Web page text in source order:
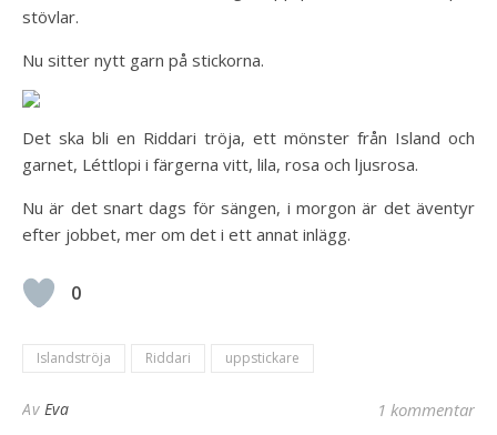
stövlar.
Nu sitter nytt garn på stickorna.
Det ska bli en Riddari tröja, ett mönster från Island och
garnet, Léttlopi i färgerna vitt, lila, rosa och ljusrosa.
Nu är det snart dags för sängen, i morgon är det äventyr
efter jobbet, mer om det i ett annat inlägg.
0
Islandströja Riddari uppstickare
Av Eva 1 kommentar